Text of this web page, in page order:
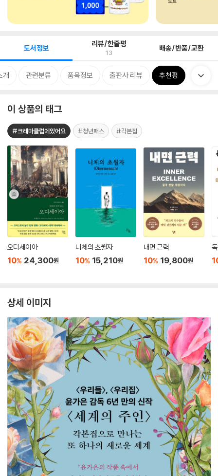
도서정보 리뷰/한줄평
13 배송/반품/교환
개 관련분류 품목정보 출판사 리뷰 추천평
이 상품의 태그
#크레마클럽에있어요 #청년패스 #각본집
오디세이아
10% 24,300원
니체의 초월자
10% 15,210원
내면 근력
10% 19,800원
상세 이미지